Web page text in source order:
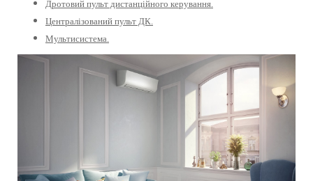
Дротовий пульт дистанційного керування.
Централізований пульт ДК.
Мультисистема.